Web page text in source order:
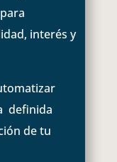
interés y
definida
de tu